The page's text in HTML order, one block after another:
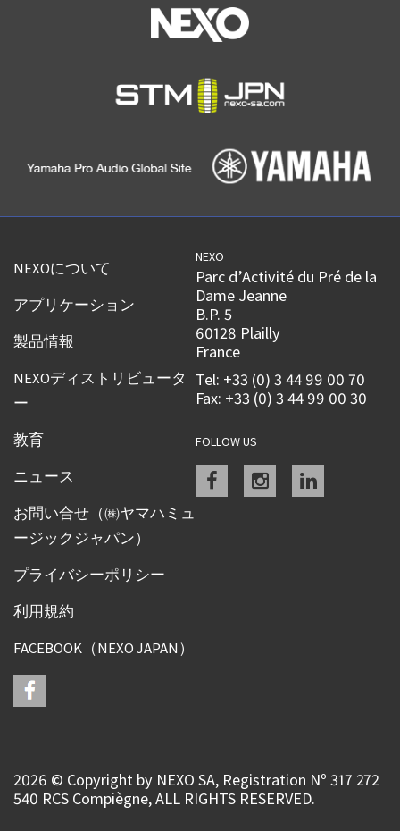
NEXOについて
アプリケーション
製品情報
NEXOディストリビュータ
ー
教育
ニュース
お問い合せ（㈱ヤマハミュ
ージックジャパン）
プライバシーポリシー
利用規約
FACEBOOK（NEXO JAPAN）
NEXO
Parc d’Activité du Pré de la
Dame Jeanne
B.P. 5
60128 Plailly
France
Tel: +33 (0) 3 44 99 00 70
Fax: +33 (0) 3 44 99 00 30
FOLLOW US
Facebookinstagramlinkedin
2026 © Copyright by NEXO SA, Registration Nº 317 272
540 RCS Compiègne, ALL RIGHTS RESERVED.